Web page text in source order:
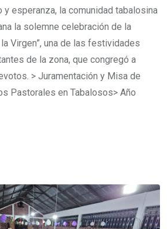
y esperanza, la comunidad tabalosina
la solemne celebración de la
Virgen”, una de las festividades
de la zona, que congregó a
> Juramentación y Misa de
Pastorales en Tabalosos> Año